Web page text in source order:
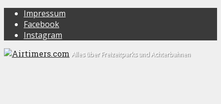
Impressum
Facebook
Instagram
Alles über Freizeitparks und Achterbahnen